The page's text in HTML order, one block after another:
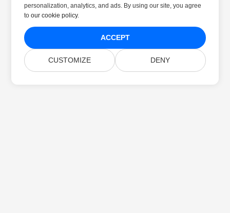
personalization, analytics, and ads. By using our site, you agree
toour cookie policy.
ACCEPT
CUSTOMIZE DENY